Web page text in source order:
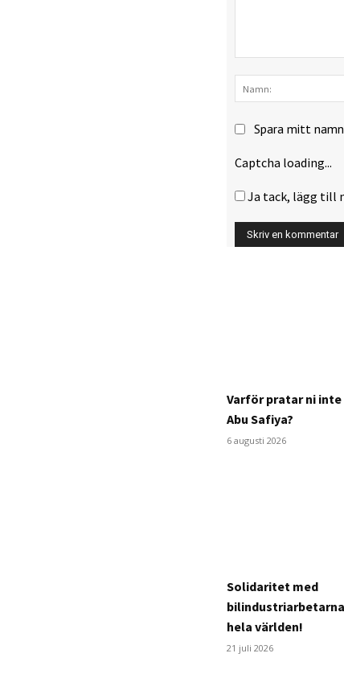
Spara mitt
Captcha loading...
Ja tack, lägg till
Varför pratar ni inte
Abu Safiya?
6 augusti 2026
Solidaritet med
hela världen!
21 juli 2026